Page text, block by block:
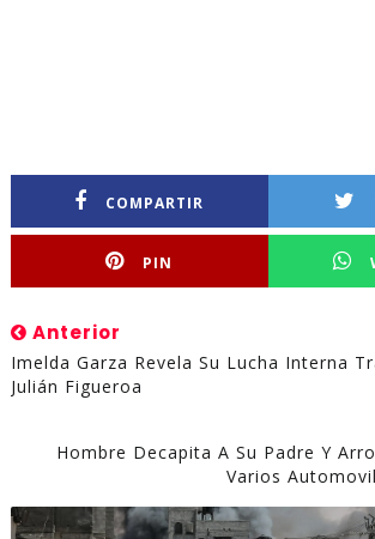
COMPARTIR
PIN
Anterior
Imelda Garza Revela Su Lucha Interna
Julián Figueroa
Hombre Decapita A Su Padre Y
Varios